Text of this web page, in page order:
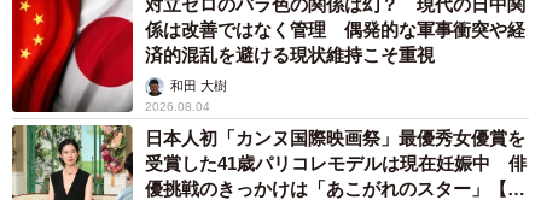
感情論に流されない現実的な対応を
今後の行方を考える上で重要なのは、外交当局間での対話
のチャンネルを維持・強化しつつ、特にリスクの高い政
治・安全保障分野と、比較的リスクの低い経済・文化分野
を意図的に切り離す努力を、民間レベルも含めて行うこと
係は改善ではなく管理 偶発的な軍事衝突や経
済的混乱を避ける現状維持こそ重視
和田 大樹
2026.08.04
日本人初「カンヌ国際映画祭」最優秀女優賞を
受賞した41歳パリコレモデルは現在妊娠中 俳
優挑戦のきっかけは「あこがれのスター」【徹